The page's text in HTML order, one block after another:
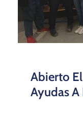
​​Abierto
Ayudas